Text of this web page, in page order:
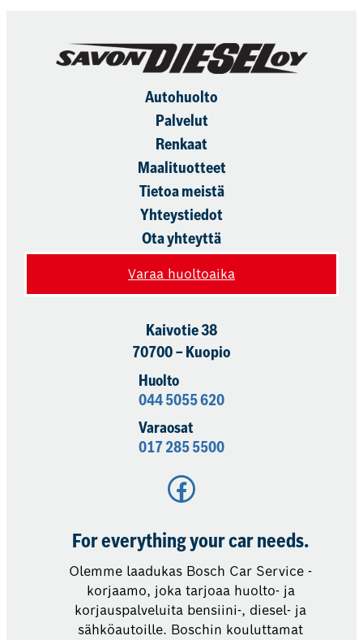
Autohuolto
Palvelut
Renkaat
Maalituotteet
Tietoa meistä
Yhteystiedot
Ota yhteyttä
Varaa huoltoaika
Kaivotie 38
70700 – Kuopio
Huolto
044 5055 620
Varaosat
017 285 5500
Facebook
For everything your car needs.
Olemme laadukas Bosch Car Service -
korjaamo, joka tarjoaa huolto- ja
korjauspalveluita bensiini-, diesel- ja
sähköautoille. Boschin kouluttamat